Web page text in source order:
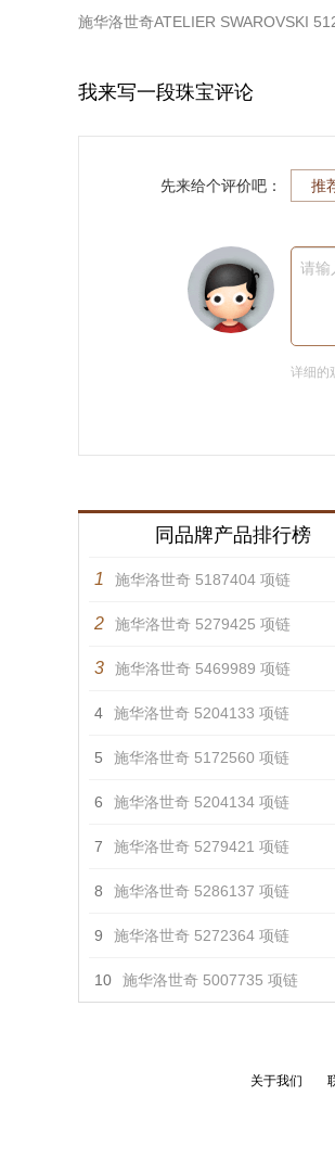
施华洛世奇ATELIER SWAROVSKI
我来写一段珠宝评论
先来给个评价吧： 推
请输
详细的
同品牌产品排行榜
1 施华洛世奇 5187404 项链
2 施华洛世奇 5279425 项链
3 施华洛世奇 5469989 项链
4 施华洛世奇 5204133 项链
5 施华洛世奇 5172560 项链
6 施华洛世奇 5204134 项链
7 施华洛世奇 5279421 项链
8 施华洛世奇 5286137 项链
9 施华洛世奇 5272364 项链
10 施华洛世奇 5007735 项链
关于我们